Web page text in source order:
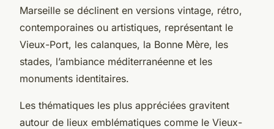
Marseille se déclinent en versions vintage, rétro,
contemporaines ou artistiques, représentant le
Vieux-Port, les calanques, la Bonne Mère, les
stades, l’ambiance méditerranéenne et les
monuments identitaires.
Les thématiques les plus appréciées gravitent
autour de lieux emblématiques comme le Vieux-